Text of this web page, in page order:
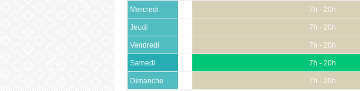
Mercredi 7h - 20h
Jeudi 7h - 20h
Vendredi 7h - 20h
Samedi 7h - 20h
Dimanche 7h - 20h